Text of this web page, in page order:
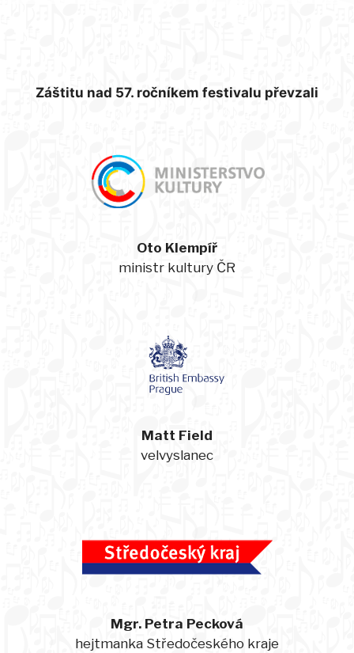
Záštitu nad 57. ročníkem festivalu převzali
Oto Klempíř
ministr kultury ČR
Matt Field
velvyslanec
Mgr. Petra Pecková
hejtmanka Středočeského kraje